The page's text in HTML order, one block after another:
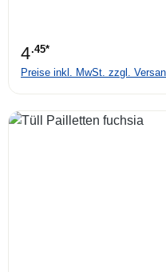
4.45*
Preise inkl. MwSt. zzgl.